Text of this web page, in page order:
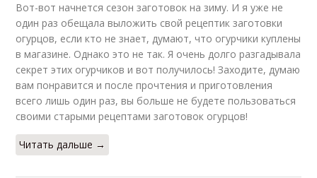
Вот-вот начнется сезон заготовок на зиму. И я уже не
один раз обещала выложить свой рецептик заготовки
огурцов, если кто не знает, думают, что огурчики куплены
в магазине. Однако это не так. Я очень долго разгадывала
секрет этих огурчиков и вот получилось! Заходите, думаю
вам понравится и после прочтения и приготовления
всего лишь один раз, вы больше не будете пользоваться
своими старыми рецептами заготовок огурцов!
Читать дальше →